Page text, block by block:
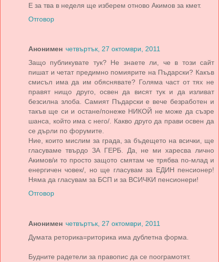
Е за тва в неделя ще изберем отново Акимов за кмет.
Отговор
Анонимен четвъртък, 27 октомври, 2011
Защо публикувате тук? Не знаете ли, че в този сайт
пишат и четат предимно помиярите на Пъдарски? Какъв
смисъл има да им обяснявате? Голяма част от тях не
правят нищо друго, освен да висят тук и да изливат
безсилна злоба. Самият Пъдарски е вече безработен и
такъв ще си и остане/понеже НИКОЙ не може да съзре
шанса, който има с него/. Какво друго да прави освен да
се дърли по форумите.
Ние, които мислим за града, за бъдещето на всички, ще
гласуваме твърдо ЗА ГЕРБ. Да, не ми харесва лично
Акимов/и то просто защото смятам че трябва по-млад и
енергичен човек/, но ще гласувам за ЕДИН пенсионер!
Няма да гласувам за БСП и за ВСИЧКИ пенсионери!
Отговор
Анонимен четвъртък, 27 октомври, 2011
Думата реторика=риторика има дублетна форма.
Будните радетели за правопис да се поограмотят.